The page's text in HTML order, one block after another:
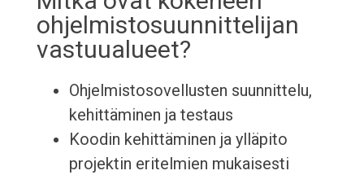
ohjelmistosuunnittelijan
vastuualueet?
Ohjelmistosovellusten suunnittelu,
kehittäminen ja testaus
Koodin kehittäminen ja ylläpito
projektin eritelmien mukaisesti